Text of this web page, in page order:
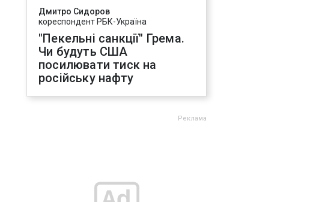
Дмитро Сидоров
кореспондент РБК-Україна
"Пекельні санкції" Грема.
Чи будуть США
посилювати тиск на
російську нафту